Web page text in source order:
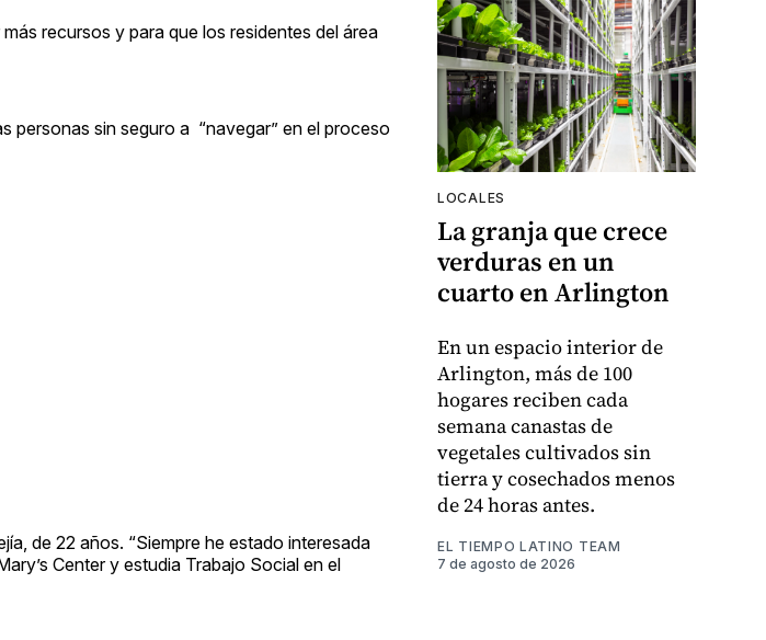
recursos y para que los residentes del área
personas sin seguro a “navegar” en el proceso
de 22 años. “Siempre he estado interesada
Center y estudia Trabajo Social en el
LOCALES
La granja que crece
verduras en un
cuarto en Arlington
En un espacio interior de
Arlington, más de 100
hogares reciben cada
semana canastas de
vegetales cultivados sin
tierra y cosechados menos
de 24 horas antes.
EL TIEMPO LATINO TEAM
7 de agosto de 2026